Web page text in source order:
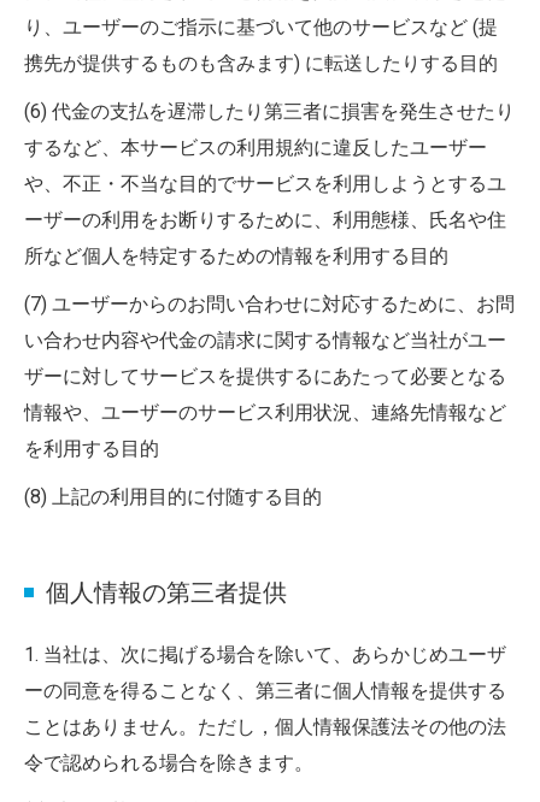
り、ユーザーのご指示に基づいて他のサービスなど (提
携先が提供するものも含みます) に転送したりする目的
(6) 代金の支払を遅滞したり第三者に損害を発生させたり
するなど、本サービスの利用規約に違反したユーザー
や、不正・不当な目的でサービスを利用しようとするユ
ーザーの利用をお断りするために、利用態様、氏名や住
所など個人を特定するための情報を利用する目的
(7) ユーザーからのお問い合わせに対応するために、お問
い合わせ内容や代金の請求に関する情報など当社がユー
ザーに対してサービスを提供するにあたって必要となる
情報や、ユーザーのサービス利用状況、連絡先情報など
を利用する目的
(8) 上記の利用目的に付随する目的
個人情報の第三者提供
1. 当社は、次に掲げる場合を除いて、あらかじめユーザ
ーの同意を得ることなく、第三者に個人情報を提供する
ことはありません。ただし，個人情報保護法その他の法
令で認められる場合を除きます。